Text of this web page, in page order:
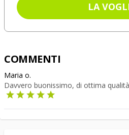
LA
COMMENTI
Maria o.
Davvero buonissimo, di ottima